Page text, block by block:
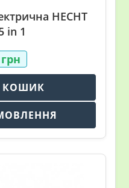
HECHT
in 1
грн
КОШИК